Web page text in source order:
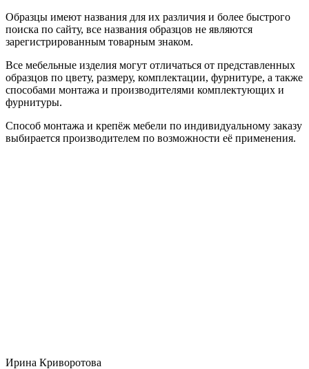
Образцы имеют названия для их различия и более быстрого
поиска по сайту, все названия образцов не являются
зарегистрированным товарным знаком.
Все мебельные изделия могут отличаться от представленных
образцов по цвету, размеру, комплектации, фурнитуре, а также
способами монтажа и производителями комплектующих и
фурнитуры.
Способ монтажа и крепёж мебели по индивидуальному заказу
выбирается производителем по возможности её применения.
Ирина Криворотова